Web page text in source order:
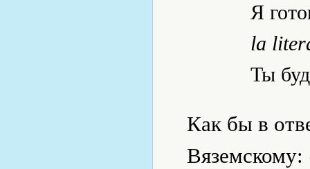
Я
la
Ты
Как бы в